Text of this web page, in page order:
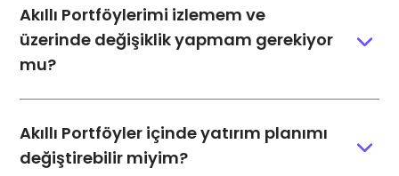
Akıllı Portföylerimi izlemem ve
üzerinde değişiklik yapmam gerekiyor
mu?
Akıllı Portföyler içinde yatırım planımı
değiştirebilir miyim?